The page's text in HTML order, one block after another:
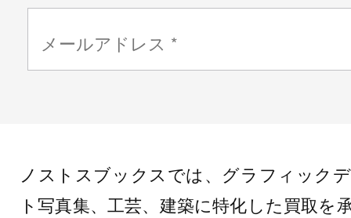
ノストスブックスでは、グラフィック
ト写真集、工芸、建築に特化した買取を